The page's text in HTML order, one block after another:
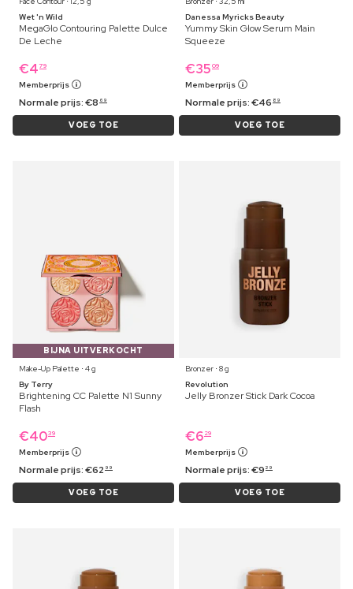
Wet 'n Wild
MegaGlo Contouring Palette Dulce
De Leche
€4 79
Memberprijs
Normale prijs:€8 69
VOEG TOE
Danessa Myricks Beauty
Yummy Skin Glow Serum Main
Squeeze
€35 09
Memberprijs
Normale prijs:€46 89
VOEG TOE
BIJNA UITVERKOCHT
Make-Up Palette ⋅ 4 g
By Terry
Brightening CC Palette N1 Sunny
Flash
€4039
Memberprijs
Normale prijs:€62 99
VOEG TOE
Bronzer ⋅ 8 g
Revolution
Jelly Bronzer Stick Dark Cocoa
€6 29
Memberprijs
Normale prijs:€9 29
VOEG TOE